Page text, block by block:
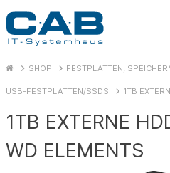
SHOP FESTPLATTEN,
USB-FESTPLATTEN/SSDS 1TB
1TB EXTERNE
WD ELEMENTS